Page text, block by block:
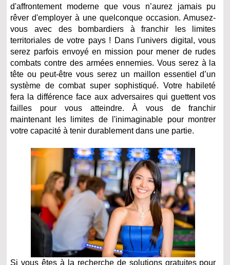
d'affrontement moderne que vous n’aurez jamais pu
rêver d'employer à une quelconque occasion. Amusez-
vous avec des bombardiers à franchir les limites
territoriales de votre pays ! Dans l'univers digital, vous
serez parfois envoyé en mission pour mener de rudes
combats contre des armées ennemies. Vous serez à la
tête ou peut-être vous serez un maillon essentiel d’un
système de combat super sophistiqué. Votre habileté
fera la différence face aux adversaires qui guettent vos
failles pour vous atteindre. À vous de franchir
maintenant les limites de l'inimaginable pour montrer
votre capacité à tenir durablement dans une partie.
Si vous êtes à la recherche de solutions gratuites pour